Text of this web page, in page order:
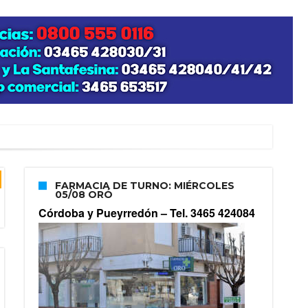
FARMACIA DE TURNO: MIÉRCOLES
05/08 ORÓ
Córdoba y Pueyrredón –Tel. 3465 424084